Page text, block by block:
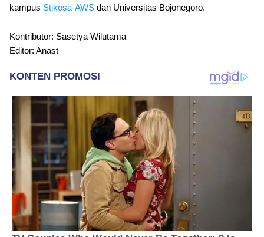
kampus Stikosa-AWS dan Universitas Bojonegoro.
Kontributor: Sasetya Wilutama
Editor: Anast